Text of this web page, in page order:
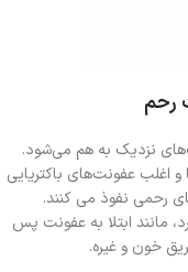
رحم
نزدیک به هم می‌شود.
و اغلب عفونت‌های باکتریایی
رحمی نفوذ می کنند.
مانند ابتلا به عفونت پس
خون و غیره.